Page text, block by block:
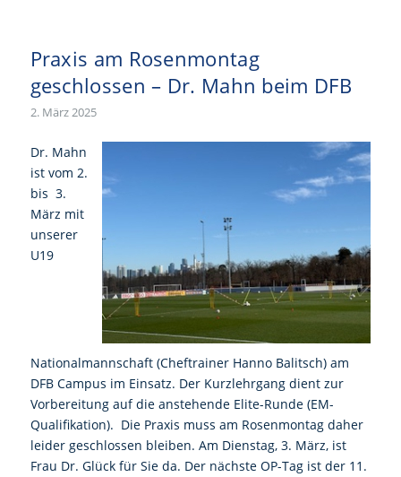
Praxis am Rosenmontag
geschlossen – Dr. Mahn beim DFB
2. März 2025
Dr. Mahn
ist vom 2.
bis 3.
März mit
unserer
U19
Nationalmannschaft (Cheftrainer Hanno Balitsch) am
DFB Campus im Einsatz. Der Kurzlehrgang dient zur
Vorbereitung auf die anstehende Elite-Runde (EM-
Qualifikation). Die Praxis muss am Rosenmontag daher
leider geschlossen bleiben. Am Dienstag, 3. März, ist
Frau Dr. Glück für Sie da. Der nächste OP-Tag ist der 11.